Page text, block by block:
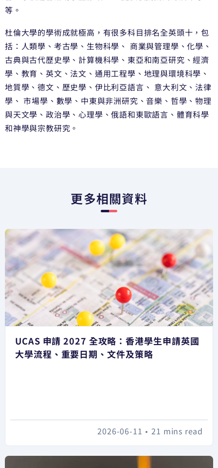
等。
杜倫大學的學術成就極高，有很多科目排名全英頭十，包
括：人類學、考古學、生物科學、 商業與管理學、化學、
古典與古代歷史學、計算機科學、東亞和南亞研究、經濟
學、教育、英文、法文、通用工程學、地理與環境科學、
地質學、德文、歷史學、伊比利亞語言、 意大利文、法律
學、 市場學、數學、中東與非洲研究、音樂、哲學、物理
與天文學、政治學、心理學、俄語和東歐語言、體育科學
和神學與宗教研究。
更多相關資料
UCAS 申請 2027 全攻略：香港學生申請英國
大學流程、重要日期、文件及策略
21 mins read
•
2026-06-11